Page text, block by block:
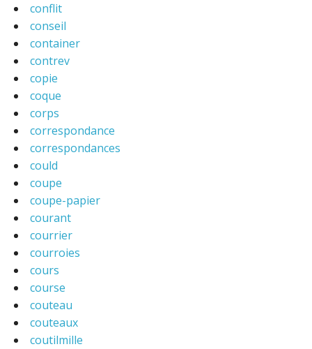
conflit
conseil
container
contrev
copie
coque
corps
correspondance
correspondances
could
coupe
coupe-papier
courant
courrier
courroies
cours
course
couteau
couteaux
coutilmille